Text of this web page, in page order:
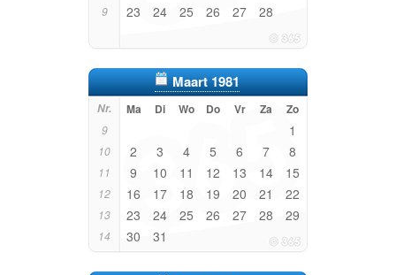
9 23 24 25 26 27 28
Maart 1981
Nr. Ma Di Wo Do Vr Za Zo
9 1
10 2 3 4 5 6 7 8
11 9 10 11 12 13 14 15
12 16 17 18 19 20 21 22
13 23 24 25 26 27 28 29
14 30 31